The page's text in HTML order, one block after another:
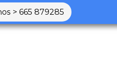
> 665 879285